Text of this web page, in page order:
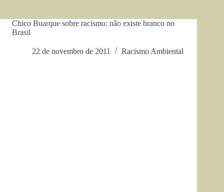
Chico Buarque sobre racismo: não existe branco no
Brasil
22 de novembro de 2011 Racismo Ambiental